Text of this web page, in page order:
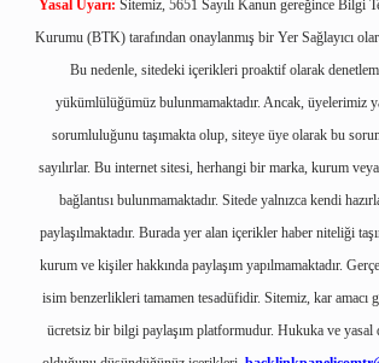
Yasal Uyarı: Sitemiz, 5651 Sayılı Kanun gereğince Bilgi
Kurumu (BTK) tarafından onaylanmış bir Yer Sağlayıcı
Bu nedenle, sitedeki içerikleri proaktif olarak
yükümlülüğümüz bulunmamaktadır. Ancak, üyelerimiz
sorumluluğunu taşımakta olup, siteye üye olarak bu
sayılırlar. Bu internet sitesi, herhangi bir marka, kurum
bağlantısı bulunmamaktadır. Sitede yalnızca kendi
paylaşılmaktadır. Burada yer alan içerikler haber niteliği
kurum ve kişiler hakkında paylaşım yapılmamaktadır.
isim benzerlikleri tamamen tesadüfidir. Sitemiz, kar amacı
ücretsiz bir bilgi paylaşım platformudur. Hukuka ve yasal